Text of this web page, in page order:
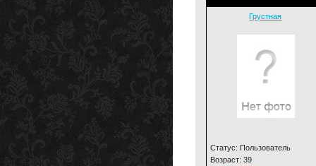
Грустная
Статус: Пользователь
Возраст: 39